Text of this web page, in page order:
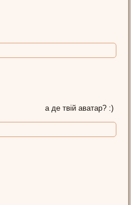
а де твій аватар? :)